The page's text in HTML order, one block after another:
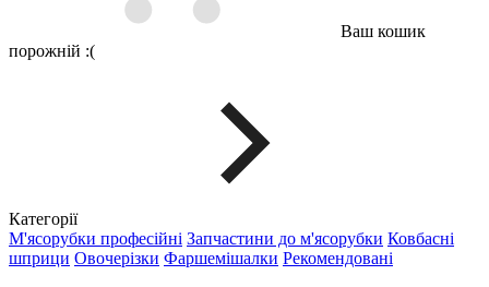
Ваш кошик
порожній :(
Категорії
М'ясорубки професійні Запчастини до м'ясорубки Ковбасні
шприци Овочерізки Фаршемішалки Рекомендовані